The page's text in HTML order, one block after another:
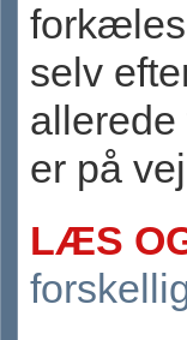
selv
er på
LÆS